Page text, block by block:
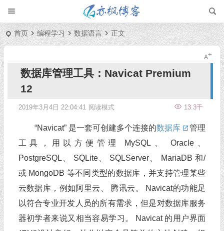
首页 编程学习 数据语言 正文
数据库管理工具：Navicat Premium
12
2019年3月4日 22:04:41 13.3千
阅读模式
“Navicat” 是一套可创建多个连接的数据库
管理
工具，用以方便管理 MySQL、 Oracle、
PostgreSQL、 SQLite、 SQLServer、 MariaDB 和/
或 MongoDB 等不同类型的数据库，并支持管理某些
云数据库，例如阿里云、 腾讯云。 Navicat的功能足
以符合专业开发人员的所有需求，但是对数据库服务
器初学者来说又相当容易学习。 Navicat 的用户界面